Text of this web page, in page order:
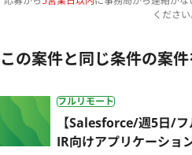
ください
この案件と同じ条件の案
フルリモート
【Salesforce/週5日/
IR向けアプリケーショ